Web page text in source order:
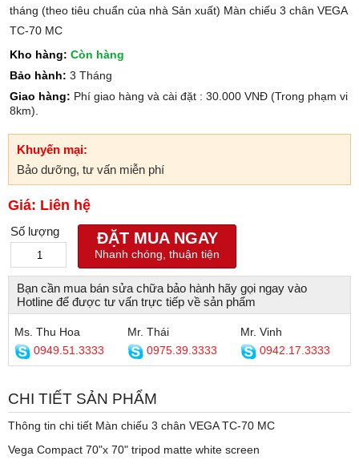
tháng (theo tiêu chuẩn của nhà Sản xuất) Màn chiếu 3 chân VEGA
TC-70 MC
Kho hàng: Còn hàng
Bảo hành: 3 Tháng
Giao hàng: Phí giao hàng và cài đặt : 30.000 VNĐ (Trong phạm vi
8km).
Khuyến mại:
Bảo dưỡng, tư vấn miễn phí
Giá: Liên hệ
Số lượng ĐẶT MUA NGAY
Nhanh chóng, thuận tiện
Bạn cần mua bán sửa chữa bảo hành hãy gọi ngay vào
Hotline để được tư vấn trực tiếp về sản phẩm
Ms. Thu Hoa
0949.51.3333
Mr. Thái
0975.39.3333
Mr. Vinh
0942.17.3333
CHI TIẾT SẢN PHẨM
Thông tin chi tiết Màn chiếu 3 chân VEGA TC-70 MC
Vega Compact 70"x 70" tripod matte white screen